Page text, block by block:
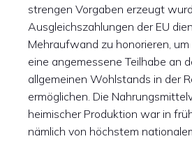
strengen Vorgaben erzeugt
Ausgleichszahlungen der EU
Mehraufwand zu honorieren,
eine angemessene Teilhabe an
allgemeinen Wohlstands in der
ermöglichen. Die
heimischer Produktion war in
nämlich von höchstem